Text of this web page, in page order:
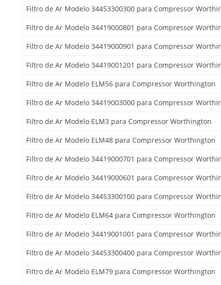
Filtro de Ar Modelo 34453300300 para Compressor
Filtro de Ar Modelo 34419000801 para Compressor
Filtro de Ar Modelo 34419000901 para Compressor
Filtro de Ar Modelo 34419001201 para Compressor
Filtro de Ar Modelo ELM56 para Compressor Worthington
Filtro de Ar Modelo 34419003000 para Compressor
Filtro de Ar Modelo ELM3 para Compressor Worthington
Filtro de Ar Modelo ELM48 para Compressor Worthington
Filtro de Ar Modelo 34419000701 para Compressor
Filtro de Ar Modelo 34419000601 para Compressor
Filtro de Ar Modelo 34453300100 para Compressor
Filtro de Ar Modelo ELM64 para Compressor Worthington
Filtro de Ar Modelo 34419001001 para Compressor
Filtro de Ar Modelo 34453300400 para Compressor
Filtro de Ar Modelo ELM79 para Compressor Worthington